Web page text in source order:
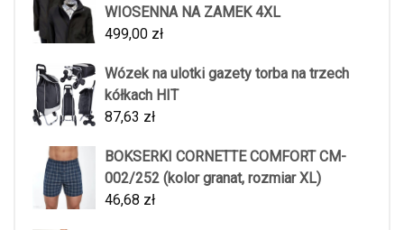
WIOSENNA NA ZAMEK 4XL
499,00 zł
Wózek na ulotki gazety torba na trzech
kółkach HIT
87,63 zł
BOKSERKI CORNETTE COMFORT CM-
002/252 (kolor granat, rozmiar XL)
46,68 zł